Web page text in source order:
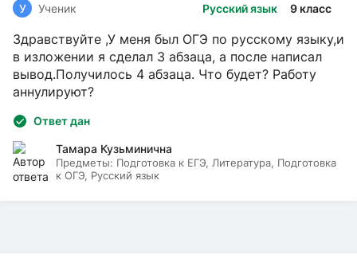
Русский язык 9 класс
У Ученик
Здравствуйте ,У меня был ОГЭ по русскому языку,и
в изложении я сделал 3 абзаца, а после написал
вывод.Получилось 4 абзаца. Что будет? Работу
аннулируют?
Ответ дан
Тамара Кузьминична
Предметы: Подготовка к ЕГЭ, Литература, Подготовка
к ОГЭ, Русский язык